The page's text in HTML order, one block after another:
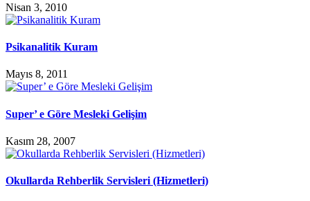
Nisan 3, 2010
Psikanalitik Kuram
Mayıs 8, 2011
Super’ e Göre Mesleki Gelişim
Kasım 28, 2007
Okullarda Rehberlik Servisleri (Hizmetleri)